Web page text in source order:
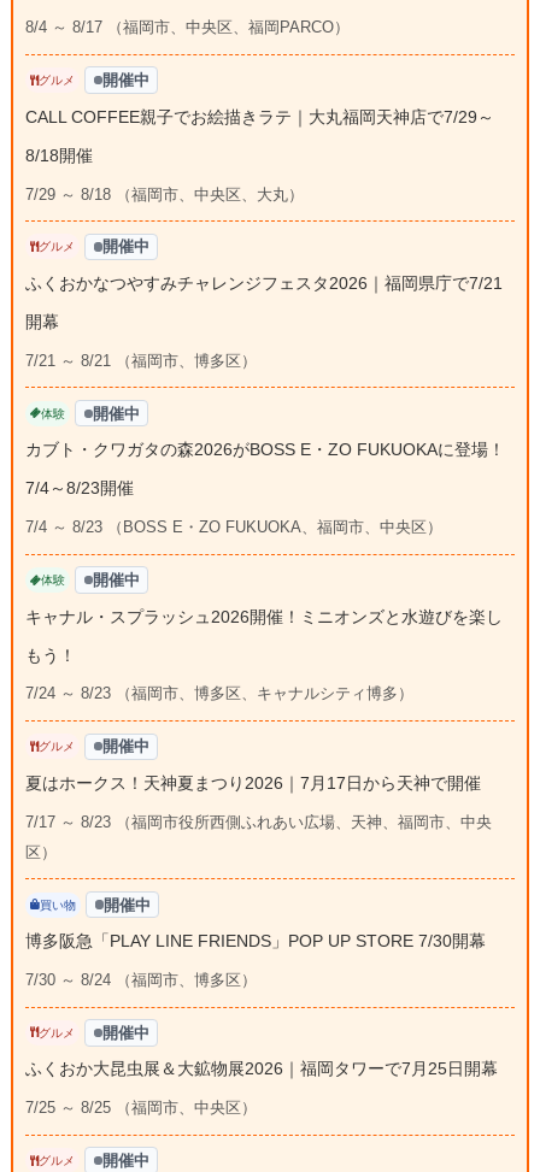
8/4 ～ 8/17 （福岡市、中央区、福岡PARCO）
グルメ 開催中
CALL COFFEE親子でお絵描きラテ｜大丸福岡天神店で7/29～
8/18開催
7/29 ～ 8/18 （福岡市、中央区、大丸）
グルメ 開催中
ふくおかなつやすみチャレンジフェスタ2026｜福岡県庁で7/21
開幕
7/21 ～ 8/21 （福岡市、博多区）
体験 開催中
カブト・クワガタの森2026がBOSS E・ZO FUKUOKAに登場！
7/4～8/23開催
7/4 ～ 8/23 （BOSS E・ZO FUKUOKA、福岡市、中央区）
体験 開催中
キャナル・スプラッシュ2026開催！ミニオンズと水遊びを楽し
もう！
7/24 ～ 8/23 （福岡市、博多区、キャナルシティ博多）
グルメ 開催中
夏はホークス！天神夏まつり2026｜7月17日から天神で開催
7/17 ～ 8/23 （福岡市役所西側ふれあい広場、天神、福岡市、中央
区）
買い物 開催中
博多阪急「PLAY LINE FRIENDS」POP UP STORE 7/30開幕
7/30 ～ 8/24 （福岡市、博多区）
グルメ 開催中
ふくおか大昆虫展＆大鉱物展2026｜福岡タワーで7月25日開幕
7/25 ～ 8/25 （福岡市、中央区）
グルメ 開催中